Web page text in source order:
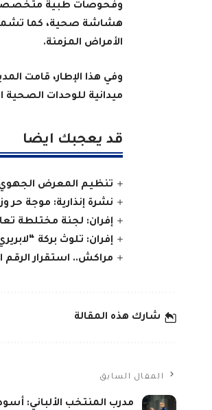
وفحوصات طبية متخصصة
هشاشة صحية، كما تشمل
الأمراض المزمنة.
ميدانية للوحدات الصحية المتنقلة
قد يعجبك ايضا
تنظيم المعرض الجهوي
نشرة إنذارية: موجة حر
إفران: لجنة مختلطة
إفران: تلوث بركة
مراكش.. استقرار الرقم
شارك هذه المقالة
المقال السابق
مدرب المنتخب الألباني: